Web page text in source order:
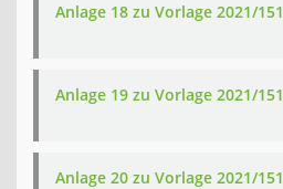
Anlage 18 zu Vorlage 2021/151
Anlage 19 zu Vorlage 2021/151
Anlage 20 zu Vorlage 2021/151